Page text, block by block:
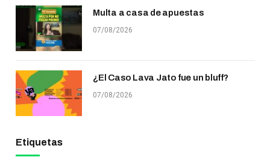
Multa a casa de apuestas
07/08/2026
¿El Caso Lava Jato fue un bluff?
07/08/2026
Etiquetas